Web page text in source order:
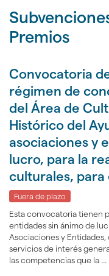
inicio
Premios
Convocatoria
régimen de
del Área de
Histórico del
asociaciones y
lucro, para la
culturales, para
Fuera de plazo
Esta convocatoria tienen
entidades sin ánimo de
Asociaciones y
servicios de interés
las competencias que la ...